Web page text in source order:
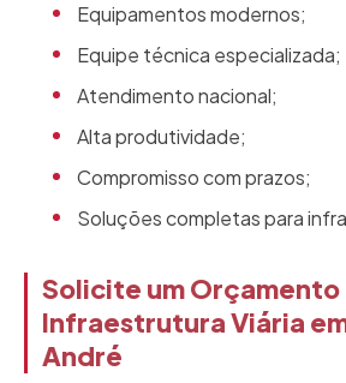
Equipamentos modernos;
Equipe técnica especializada;
Atendimento nacional;
Alta produtividade;
Compromisso com prazos;
Soluções completas para
Solicite um Orçamento
Infraestrutura Viária
André